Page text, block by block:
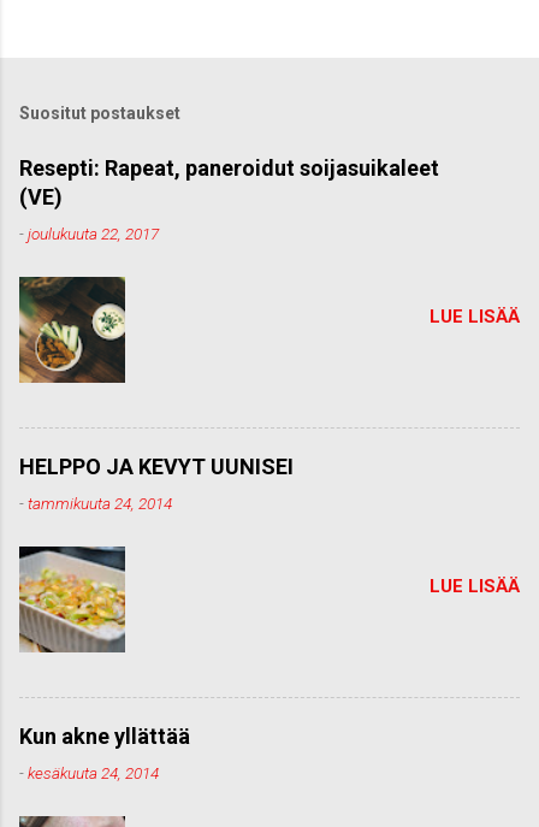
o
m
e
n
Suositut postaukset
Resepti: Rapeat, paneroidut soijasuikaleet
(VE)
-joulukuuta 22, 2017
LUE LISÄÄ
HELPPO JA KEVYT UUNISEI
-tammikuuta 24, 2014
LUE LISÄÄ
Kun akne yllättää
-kesäkuuta 24, 2014